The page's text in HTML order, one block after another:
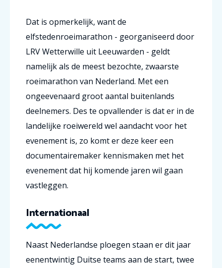
Dat is opmerkelijk, want de
elfstedenroeimarathon - georganiseerd door
LRV Wetterwille uit Leeuwarden - geldt
namelijk als de meest bezochte, zwaarste
roeimarathon van Nederland. Met een
ongeevenaard groot aantal buitenlands
deelnemers. Des te opvallender is dat er in de
landelijke roeiwereld wel aandacht voor het
evenement is, zo komt er deze keer een
documentairemaker kennismaken met het
evenement dat hij komende jaren wil gaan
vastleggen.
Internationaal
Naast Nederlandse ploegen staan er dit jaar
eenentwintig Duitse teams aan de start, twee